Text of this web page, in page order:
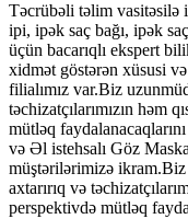
Təcrübəli təlim vasitəsilə
ipi, ipək saç bağı, ipək
üçün bacarıqlı ekspert
xidmət göstərən xüsusi
filialımız var.Biz
təchizatçılarımızın həm
mütləq
və Əl istehsalı Göz
müştərilərimizə ikram.Biz
axtarırıq və
perspektivdə mütləq